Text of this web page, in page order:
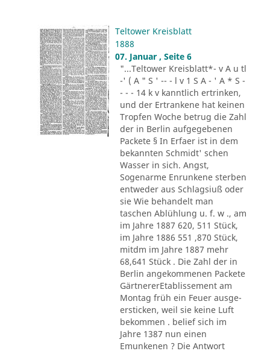
Teltower Kreisblatt
1888
07. Januar , Seite 6
"...Teltower Kreisblatt*- v A u tl
-' ( A " S ' -- - l v 1 S A - ' A * S -
- - - 14 k v kanntlich ertrinken,
und der Ertrankene hat keinen
Tropfen Woche betrug die Zahl
der in Berlin aufgegebenen
Packete § In Erfaer ist in dem
bekannten Schmidt' schen
Wasser in sich. Angst,
Sogenarme Enrunkene sterben
entweder aus Schlagsiuß oder
sie Wie behandelt man
taschen Ablühlung u. f. w ., am
im Jahre 1887 620, 511 Stück,
im Jahre 1886 551 ,870 Stück,
mitdm im Jahre 1887 mehr
68,641 Stück . Die Zahl der in
Berlin angekommenen Packete
GärtnererEtablissement am
Montag früh ein Feuer ausge-
ersticken, weil sie keine Luft
bekommen . belief sich im
Jahre 1387 nun einen
Emunkenen ? Die Antwort